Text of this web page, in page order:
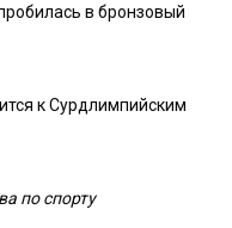
в бронзовый
к Сурдлимпийским
по спорту